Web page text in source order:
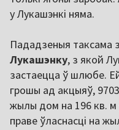
у Лукашэнкі няма.
Пададзеныя таксама
Лукашэнку, з якой
застаецца ў шлюбе.
грошы ад акцыяў,
жылы дом на 196 кв.
праве ўласнасці на